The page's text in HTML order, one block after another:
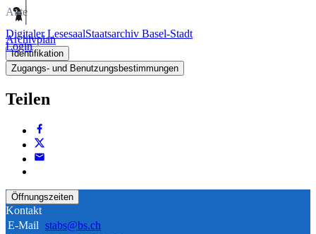
Digitaler LesesaalStaatsarchiv Basel-Stadt
Login
Akte
Archivplan
Identifikation
Zugangs- und Benutzungsbestimmungen
Teilen
Öffnungszeiten
Kontakt
E-Mail stabs@bs.ch